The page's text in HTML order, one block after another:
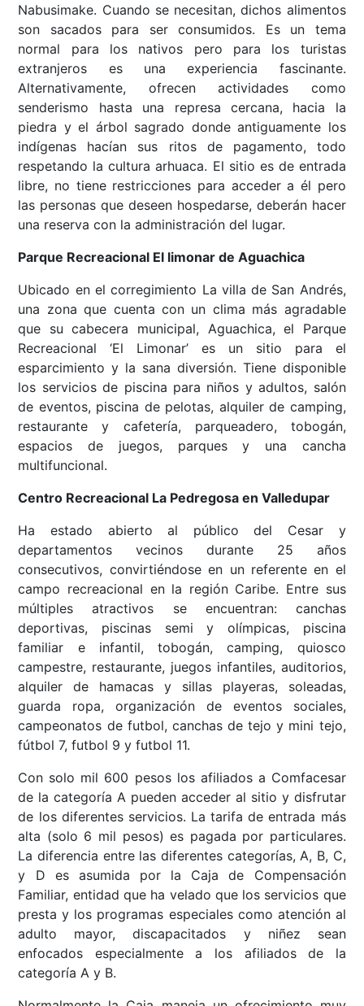
Nabusimake. Cuando se necesitan, dichos alimentos
son sacados para ser consumidos. Es un tema
normal para los nativos pero para los turistas
extranjeros es una experiencia fascinante.
Alternativamente, ofrecen actividades como
senderismo hasta una represa cercana, hacia la
piedra y el árbol sagrado donde antiguamente los
indígenas hacían sus ritos de pagamento, todo
respetando la cultura arhuaca. El sitio es de entrada
libre, no tiene restricciones para acceder a él pero
las personas que deseen hospedarse, deberán hacer
una reserva con la administración del lugar.
Parque Recreacional El limonar de Aguachica
Ubicado en el corregimiento La villa de San Andrés,
una zona que cuenta con un clima más agradable
que su cabecera municipal, Aguachica, el Parque
Recreacional ‘El Limonar’ es un sitio para el
esparcimiento y la sana diversión. Tiene disponible
los servicios de piscina para niños y adultos, salón
de eventos, piscina de pelotas, alquiler de camping,
restaurante y cafetería, parqueadero, tobogán,
espacios de juegos, parques y una cancha
multifuncional.
Centro Recreacional La Pedregosa en Valledupar
Ha estado abierto al público del Cesar y
departamentos vecinos durante 25 años
consecutivos, convirtiéndose en un referente en el
campo recreacional en la región Caribe. Entre sus
múltiples atractivos se encuentran: canchas
deportivas, piscinas semi y olímpicas, piscina
familiar e infantil, tobogán, camping, quiosco
campestre, restaurante, juegos infantiles, auditorios,
alquiler de hamacas y sillas playeras, soleadas,
guarda ropa, organización de eventos sociales,
campeonatos de futbol, canchas de tejo y mini tejo,
fútbol 7, futbol 9 y futbol 11.
Con solo mil 600 pesos los afiliados a Comfacesar
de la categoría A pueden acceder al sitio y disfrutar
de los diferentes servicios. La tarifa de entrada más
alta (solo 6 mil pesos) es pagada por particulares.
La diferencia entre las diferentes categorías, A, B, C,
y D es asumida por la Caja de Compensación
Familiar, entidad que ha velado que los servicios que
presta y los programas especiales como atención al
adulto mayor, discapacitados y niñez sean
enfocados especialmente a los afiliados de la
categoría A y B.